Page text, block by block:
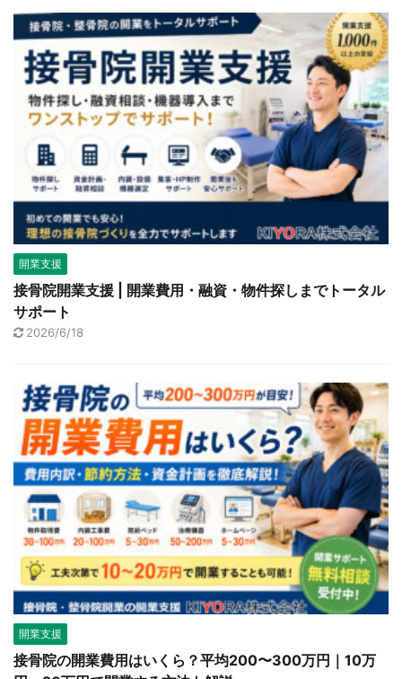
開業支援
接骨院開業支援 | 開業費用・融資・物件探しまでトータル
サポート
2026/6/18
開業支援
接骨院の開業費用はいくら？平均200〜300万円｜10万